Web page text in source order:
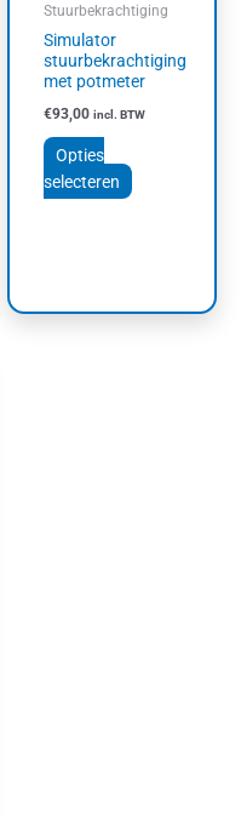
Stuurbekrachtiging
Simulator
stuurbekrachtiging
met potmeter
€93,00 incl. BTW
Opties
selecteren
gekozen
worden
op